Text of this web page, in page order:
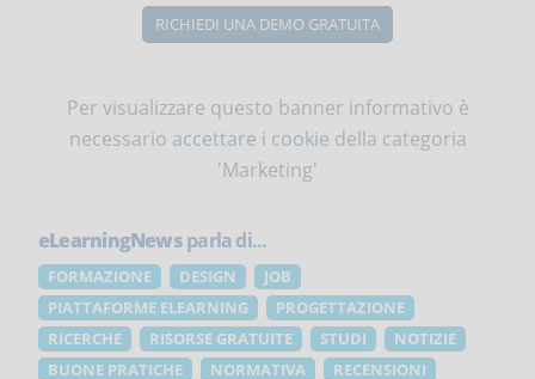
RICHIEDI UNA DEMO GRATUITA
Per visualizzare questo banner informativo è
necessario accettare i cookie della categoria
'Marketing'
eLearningNewsparla di...
FORMAZIONE DESIGN
JOB
PIATTAFORME ELEARNING
PROGETTAZIONE
RICERCHE
RISORSE GRATUITE STUDI
NOTIZIE
BUONE PRATICHE
NORMATIVA
RECENSIONI